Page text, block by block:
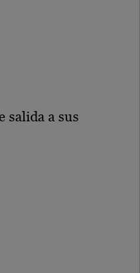
salida a sus